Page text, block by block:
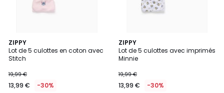
ZIPPY
Lot de 5 culottes en coton avec
Stitch
19,99 €
13,99 € -30%
ZIPPY
Lot de 5 culottes avec imprimés
Minnie
19,99 €
13,99 € -30%